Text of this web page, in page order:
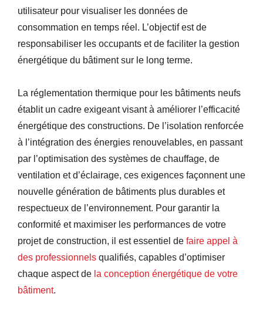
utilisateur pour visualiser les données de
consommation en temps réel. L’objectif est de
responsabiliser les occupants et de faciliter la gestion
énergétique du bâtiment sur le long terme.
La réglementation thermique pour les bâtiments neufs
établit un cadre exigeant visant à améliorer l’efficacité
énergétique des constructions. De l’isolation renforcée
à l’intégration des énergies renouvelables, en passant
par l’optimisation des systèmes de chauffage, de
ventilation et d’éclairage, ces exigences façonnent une
nouvelle génération de bâtiments plus durables et
respectueux de l’environnement. Pour garantir la
conformité et maximiser les performances de votre
projet de construction, il est essentiel de faire appel à
des professionnels qualifiés, capables d’optimiser
chaque aspect de la conception énergétique de votre
bâtiment.